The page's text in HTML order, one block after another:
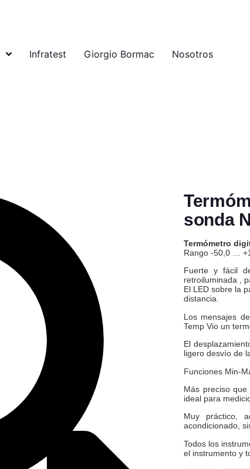
Infratest Giorgio Bormac Nosotros
sonda
Termómetro
Rango -50,0 …
Fuerte y fácil
retroiluminada ,
El LED sobre la
distancia.
Los mensajes
Temp Vio un
El
ligero desvío de
Funciones Min-
Más preciso
ideal para
Muy práctico,
acondicionado,
Todos los
el instrumento y